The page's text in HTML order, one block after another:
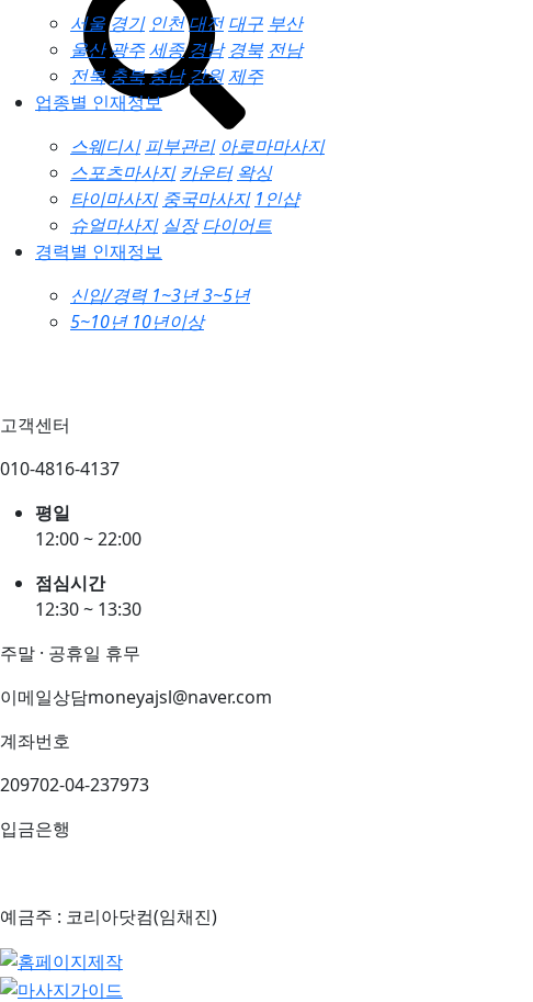
서울경기 인천대전 대구 부산
울산광주세종경남 경북 전남
전북 충북충남 강원제주
업종별 인재정보
스웨디시 피부관리 아로마마사지
스포츠마사지 카운터 왁싱
타이마사지 중국마사지 1인샵
슈얼마사지 실장 다이어트
경력별 인재정보
신입/경력 1~3년3~5년
5~10년 10년이상
고객센터
010-4816-4137
평일
12:00 ~ 22:00
점심시간
12:30 ~ 13:30
주말 · 공휴일 휴무
이메일상담moneyajsl@naver.com
계좌번호
209702-04-237973
입금은행
예금주 : 코리아닷컴(임채진)